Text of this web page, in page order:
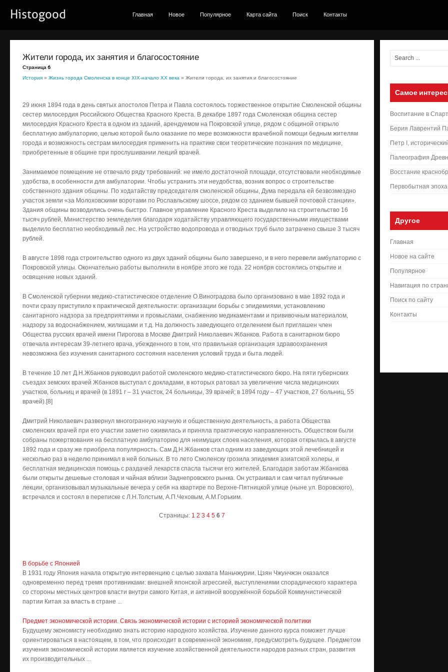
Histogood Главная Новое Популярное Карта сайта Поиск Контакты
Жители города, их занятия и благосостояние
Страница 6
История » Жизнь города Смоленска в конце ХІХ-начало ХХ века » Жители города, их занятия и благосостояние
29 июня 1894 года в день святых апостолов Петра и Павла состоялось торжественное открытие Смоленской общины
сестер милосердия Российского Общества Красного Креста. В декабре 1897 года Смоленская община сестер
милосердия Красного Креста в одном из зданий, арендуемом на Покровской улице, рядом с общиной открыло
бесплатную амбулаторию, целью которой было оказание по мере возможности врачебной помощи бедным жителям
города и возможность сестрам милосердия применить на практике свои теоретические познания по медицине,
приобретенные в общине при прослушивании лекций врачей.
Занимаемое помещение не отвечало ряду требований: не имело достаточной площади, отсутствовали необходимые
удобства, в особенности для амбулатории. Чтобы устранить эти неудобства, возник вопрос о строительстве
собственного здания общины. По ходатайству председателя смоленской общины, Дума передала ей безвозмездно
участок земли «за Молоховскими воротами по Рославльскому шоссе, рядом со зданием бывшей почтовой станции».
Здания общины возводились очень быстро. Главное управление Красного Креста выделило на строительство 16
тысяч рублей, Министерство земледелия благодаря ходатайству управляющего государственными имуществами
выделило бесплатно необходимый лес. На устройство водопровода и отводных труб было затрачено свыше 3 тысяч
рублей.
В августе 1898 года строительство одного из двух зданий общины было завершено, и в него перевели амбулаторию с
Покровской улицы. Окончательно работы выполнили в ноябре этого же года. 22 ноября состоялись открытие и
освящение новых зданий.
В Смоленской губернии медико-статистическое отделение О.Виноградова было организовано в мае 1892 года и
почти сразу приступило к практической деятельности: организации борьбы с эпидемиями, установлению
санитарного надзора за предприятиями и промыслами, снабжению медикаментами и прививочным материалом,
надзору за водоснабжением, жилищами и т.д. На должность заведующего отделением был приглашен член
Общества русских врачей имени Пирогова в Москве Дмитрий Николаевич Жбанков. Работа в санитарном бюро
отвечала интересам 39-летнего врача, убежденного в том, что правильная организация здравоохранения
невозможна без изучения санитарного состояния населения условий труда и быта людей.
В течение 10 лет Д.Н.Жбанков руководил работой смоленского медико-статистического бюро. На пяти губернских
съездах земских врачей Жбанков выступал с докладами, в которых ратовал за увеличение числа медицинских
участков, больниц и врачей (в 1891 г – 31 участок, 24 больницы, 39 врачей; в 1894 году – 47 участков, 27 больниц, 55
врачей).[8]
Дмитрий Николаевич развернул многогранную научную и общественную деятельность, а работа Общества
смоленских врачей при его участии заметно оживилась и приняла практическую направленность. Обществом были
собраны пожертвования на бесплатную амбулаторию для неимущих слоев населения, которая открылась в августе
1892 года и сразу же приобрела популярность. Сам Д.Н.Жбанков стал одним из заведующих этой лечебницей и
несколько раз в неделю принимал в ней больных. В то лето Смоленску грозила эпидемия азиатской холеры, и
бесплатная медицинская помощь с раздачей лекарств спасла тысячи его жителей. Благодаря заботам Жбанкова
были открыты дешевые столовая и чайная вблизи Заднепровского рынка. Он устраивал и сам читал публичные
лекции, организовывал музыкальные вечера у себя на квартире по Верхне-Пятницкой улице (ныне ул. Воровского),
встречался и состоял в переписке с Л.Н.Толстым, А.П.Чеховым, А.М.Горьким.
Страницы: 1 2 3 4 5 6 7
В борьбе с Японией
В 1931 году Япония начала открытую интервенцию с целью захвата Маньчжурии. Цзян Чжунчжэн оказался
одновременно перед тремя противниками: внешней японской агрессией, выступлениями спорадического характера
со стороны местных центров власти внутри самого Китая, и активной вооружённой борьбой Коммунистической
партии Китая за власть в стране ...
Предмет экономической истории. Связь экономической истории с историей экономической политики
Будущему экономисту необходимо знать историю народного хозяйства. Изучение данного курса поможет лучше
ориентироваться в настоящем, в том, что происходит в современной экономике, предусмотреть будущее. Предметом
изучения экономической истории является изучение хозяйственной деятельности народов разных стран, развития
их производительных ...
Самое
Воспитание в
Берия Лаврентий
Петр I,
Палеография
Восстание
Первобытная
Другое
Главная
Новое на сайте
Популярное
Навигация по
Поиск по сайту
Контакты